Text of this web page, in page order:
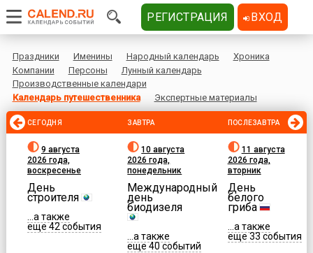
Праздники Именины Народный календарь
Хроника
Компании
Персоны
Лунный календарь
Производственные календари
Календарь путешественника
Экспертные материалы
СЕГОДНЯ
9 августа
2026 года,
воскресенье
День
строителя
...а также
еще 42 события
ЗАВТРА
10 августа
2026 года,
понедельник
Международный
день
биодизеля
...а также
еще 40 событий
ПОСЛЕЗАВТРА
11 августа
2026 года,
вторник
День
белого
гриба
...а также
еще 33 события
РЕГИСТРАЦИЯ ВХОД